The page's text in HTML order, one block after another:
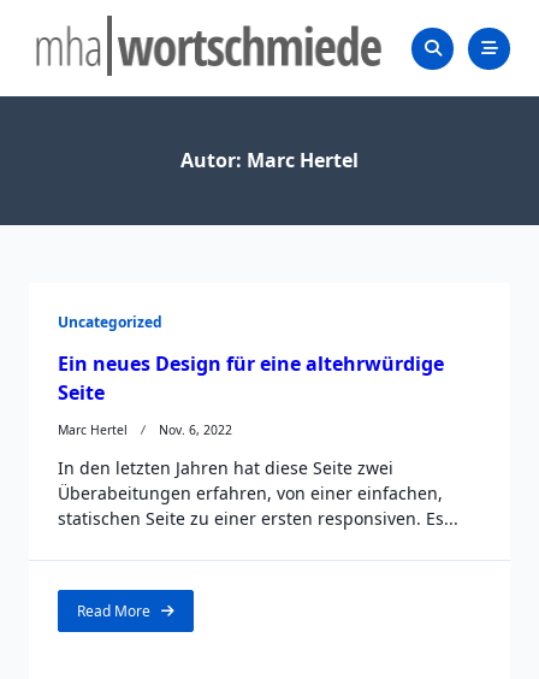
content
Autor: Marc Hertel
Uncategorized
Ein neues Design für eine altehrwürdige
Seite
Marc Hertel Nov. 6, 2022
In den letzten Jahren hat diese Seite zwei
Überabeitungen erfahren, von einer einfachen,
statischen Seite zu einer ersten responsiven. Es...
Read More